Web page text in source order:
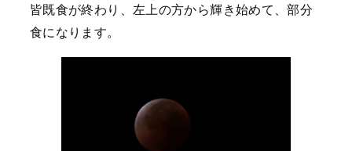
皆既食が終わり、左上の方から輝き始めて、部分
食になります。